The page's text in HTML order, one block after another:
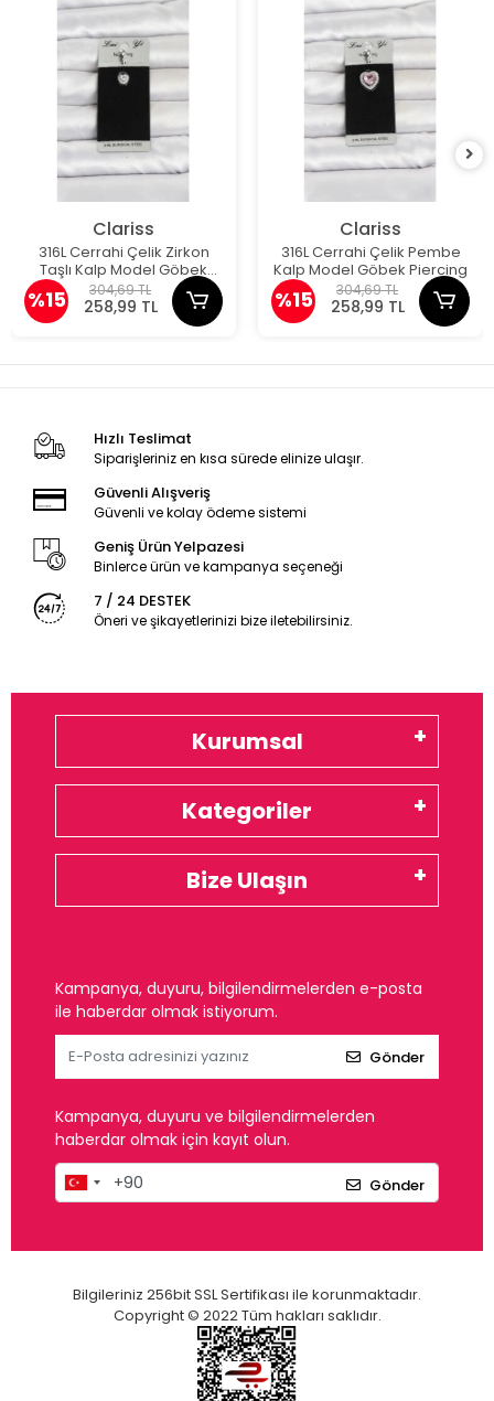
Clariss
316L Cerrahi Çelik Zirkon
Taşlı Kalp Model Göbek
Piercing
%15 304,69 TL
258,99 TL
Clariss
316L Cerrahi Çelik Pembe
Kalp Model Göbek Piercing
%15 304,69 TL
258,99 TL
Hızlı Teslimat
Siparişleriniz en kısa sürede elinize ulaşır.
Güvenli Alışveriş
Güvenli ve kolay ödeme sistemi
Geniş Ürün Yelpazesi
Binlerce ürün ve kampanya seçeneği
7 / 24 DESTEK
Öneri ve şikayetlerinizi bize iletebilirsiniz.
Kurumsal
Kategoriler
Bize Ulaşın
Kampanya, duyuru, bilgilendirmelerden e-posta
ile haberdar olmak istiyorum.
Gönder
Kampanya, duyuru ve bilgilendirmelerden
haberdar olmak için kayıt olun.
Gönder
Bilgileriniz 256bit SSL Sertifikası ile korunmaktadır.
Copyright © 2022 Tüm hakları saklıdır.